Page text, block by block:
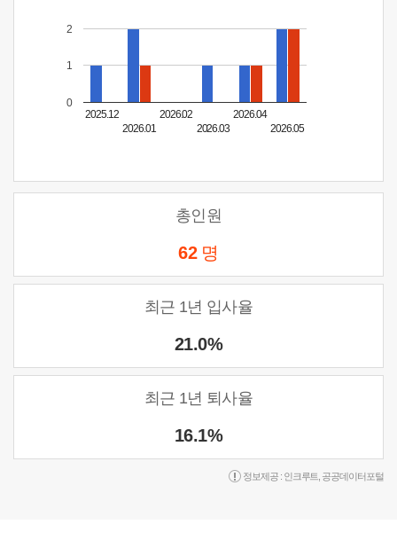
2025.12
2026.01
2026.02
2026.03
2026.04
2026.05
0
1
2
총인원
62 명
최근 1년 입사율
21.0%
최근 1년 퇴사율
16.1%
정보제공 : 인크루트 공공데이터포털